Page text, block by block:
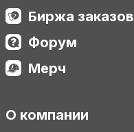
Биржа заказов
Форум
Мерч
О компании